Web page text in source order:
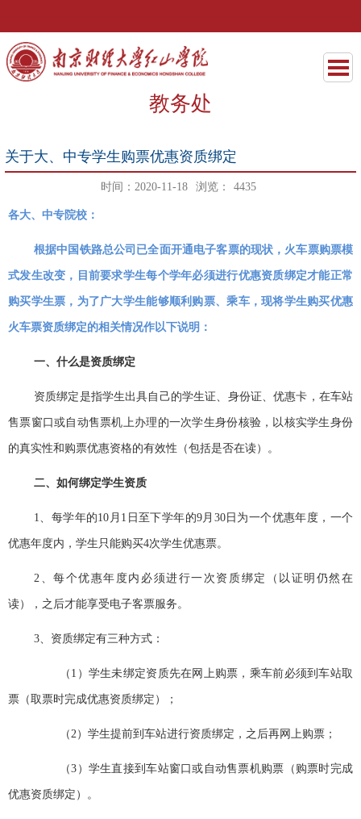
教务处
关于大、中专学生购票优惠资质绑定
时间：2020-11-18 浏览： 4435
各大、中专院校：
根据中国铁路总公司已全面开通电子客票的现状，火车票购票模
式发生改变，目前要求学生每个学年必须进行优惠资质绑定才能正常
购买学生票，为了广大学生能够顺利购票、乘车，现将学生购买优惠
火车票资质绑定的相关情况作以下说明：
一、什么是资质绑定
资质绑定是指学生出具自己的学生证、身份证、优惠卡，在车站
售票窗口或自动售票机上办理的一次学生身份核验，以核实学生身份
的真实性和购票优惠资格的有效性（包括是否在读）。
二、如何绑定学生资质
1、每学年的10 月 1 日至下学年的9月 30日为一个优惠年度，一个
优惠年度内，学生只能购买4次学生优惠票。
2 、每个优惠年度内必须进行一次资质绑定（以证明仍然在
读），之后才能享受电子客票服务。
3、资质绑定有三种方式：
（1 ）学生未绑定资质先在网上购票，乘车前必须到车站取
票（取票时完成优惠资质绑定）；
（2）学生提前到车站进行资质绑定，之后再网上购票；
（3 ）学生直接到车站窗口或自动售票机购票（购票时完成
优惠资质绑定）。